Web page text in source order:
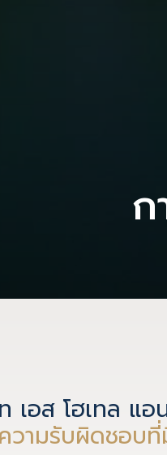
เอส โฮเทล แ
วามรับผิดชอบ